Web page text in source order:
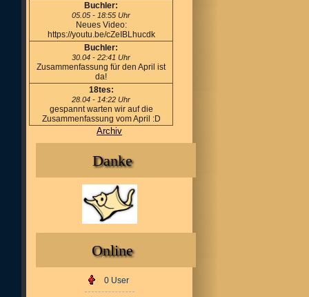
Buchler:
05.05 - 18:55 Uhr
Neues Video:
https://youtu.be/cZeIBLhucdk
Buchler:
30.04 - 22:41 Uhr
Zusammenfassung für den April ist
da!
18tes:
28.04 - 14:22 Uhr
gespannt warten wir auf die
Zusammenfassung vom April :D
Archiv
Danke
Online
0 User